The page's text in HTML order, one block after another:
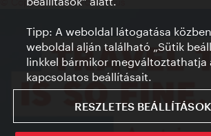
Tipp: A weboldal látogatása
weboldal alján található „Sütik
linkkel bármikor megváltoztathatja
kapcsolatos beállításait.
RESZLETES